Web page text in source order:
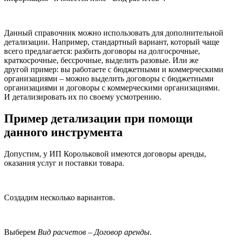
Данный справочник можно использовать для дополнительной
детализации. Например, стандартный вариант, который чаще
всего предлагается: разбить договоры на долгосрочные,
краткосрочные, бессрочные, выделить разовые. Или же
другой пример: вы работаете с бюджетными и коммерческими
организациями – можно выделить договоры с бюджетными
организациями и договоры с коммерческими организациями.
И детализировать их по своему усмотрению.
Пример детализации при помощи
данного инструмента
Допустим, у ИП Корольковой имеются договоры аренды,
оказания услуг и поставки товара.
Создадим несколько вариантов.
Выберем Вид расчетов – Договор аренды.